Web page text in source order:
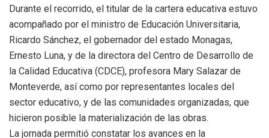
Durante el recorrido, el titular de la cartera educativa estuvo
acompañado por el ministro de Educación Universitaria,
Ricardo Sánchez, el gobernador del estado Monagas,
Ernesto Luna, y de la directora del Centro de Desarrollo de
la Calidad Educativa (CDCE), profesora Mary Salazar de
Monteverde, así como por representantes locales del
sector educativo, y de las comunidades organizadas, que
hicieron posible la materialización de las obras.
La jornada permitió constatar los avances en la